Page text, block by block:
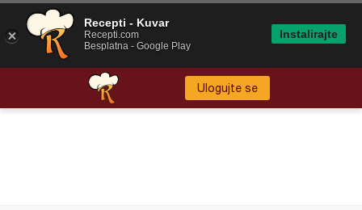
Ulogujte se
Recepti - Kuvar
Recepti.com
Besplatna - Google Play
Instalirajte